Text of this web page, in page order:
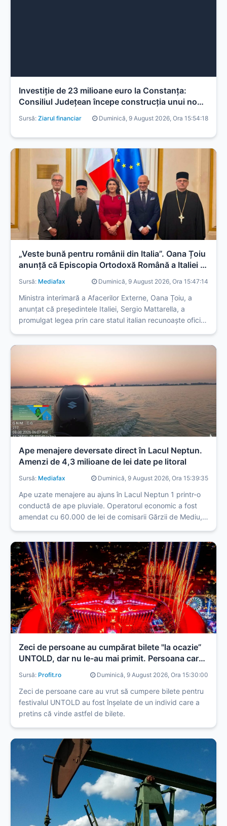
Investiţie de 23 milioane euro la Constanţa:
Consiliul Judeţean începe construcţia unui nou
Acvariu, finanţat din fonduri europene
Sursă: Ziarul financiar Duminică, 9 August 2026, Ora 15:54:18
„Veste bună pentru românii din Italia”. Oana Țoiu
anunță că Episcopia Ortodoxă Română a Italiei a
fost recunoscută oficial
Sursă: Mediafax Duminică, 9 August 2026, Ora 15:47:14
Ministra interimară a Afacerilor Externe, Oana Țoiu, a
anunțat că președintele Italiei, Sergio Mattarella, a
promulgat legea prin care statul italian recunoaște oficial
Ape menajere deversate direct în Lacul Neptun.
Amenzi de 4,3 milioane de lei date pe litoral
Sursă: Mediafax Duminică, 9 August 2026, Ora 15:39:35
Ape uzate menajere au ajuns în Lacul Neptun 1 printr-o
conductă de ape pluviale. Operatorul economic a fost
amendat cu 60.000 de lei de comisarii Gărzii de Mediu,
Zeci de persoane au cumpărat bilete "la ocazie”
UNTOLD, dar nu le-au mai primit. Persoana care
i-a înșelat a fost reținută
Sursă: Profit.ro Duminică, 9 August 2026, Ora 15:30:00
Zeci de persoane care au vrut să cumpere bilete pentru
festivalul UNTOLD au fost înșelate de un individ care a
pretins că vinde astfel de bilete.